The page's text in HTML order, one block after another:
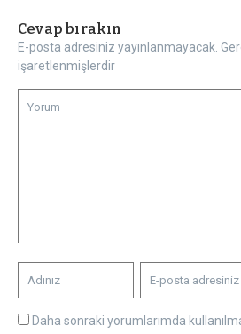
Cevap bırakın
E-posta adresiniz yayınlanmayacak.
işaretlenmişlerdir
Daha sonraki yorumlarımda